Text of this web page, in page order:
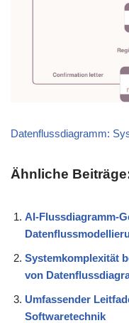
Datenflussdiagramm:
Ähnliche
AI-Flussdiagramm-
Systemkomplexität
von
Umfassender
Softwaretechnik